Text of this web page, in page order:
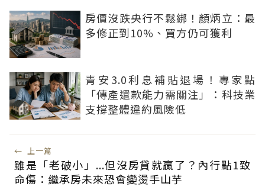
房價沒跌央行不鬆綁！顏炳立：最
多修正到10%、買方仍可獲利
青安3.0利息補貼退場！專家點
「傳產還款能力需關注」：科技業
支撐整體違約風險低
← 上一篇
雖是「老破小」...但沒房貸就贏了？內行點1致
命傷：繼承房未來恐會變燙手山芋